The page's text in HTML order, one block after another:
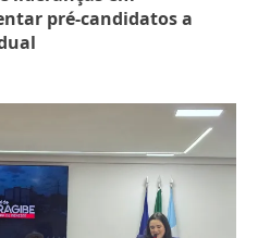
pré-candidatos a